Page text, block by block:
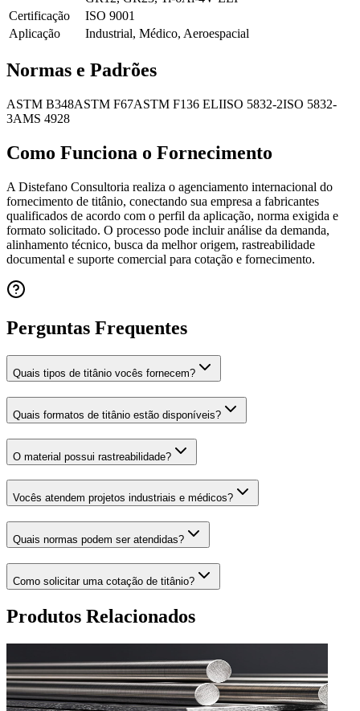
Certificação
ISO 9001
Aplicação
Industrial, Médico, Aeroespacial
Normas e Padrões
ASTM B348ASTM F67ASTM F136 ELIISO 5832-2ISO 5832-
3AMS 4928
Como Funciona o Fornecimento
A Distefano Consultoria realiza o agenciamento internacional do
fornecimento de titânio, conectando sua empresa a fabricantes
qualificados de acordo com o perfil da aplicação, norma exigida e
formato solicitado. O processo pode incluir análise da demanda,
alinhamento técnico, busca da melhor origem, rastreabilidade
documental e suporte comercial para cotação e fornecimento.
Perguntas Frequentes
Quais tipos de titânio vocês fornecem?
Quais formatos de titânio estão disponíveis?
O material possui rastreabilidade?
Vocês atendem projetos industriais e médicos?
Quais normas podem ser atendidas?
Como solicitar uma cotação de titânio?
Produtos Relacionados